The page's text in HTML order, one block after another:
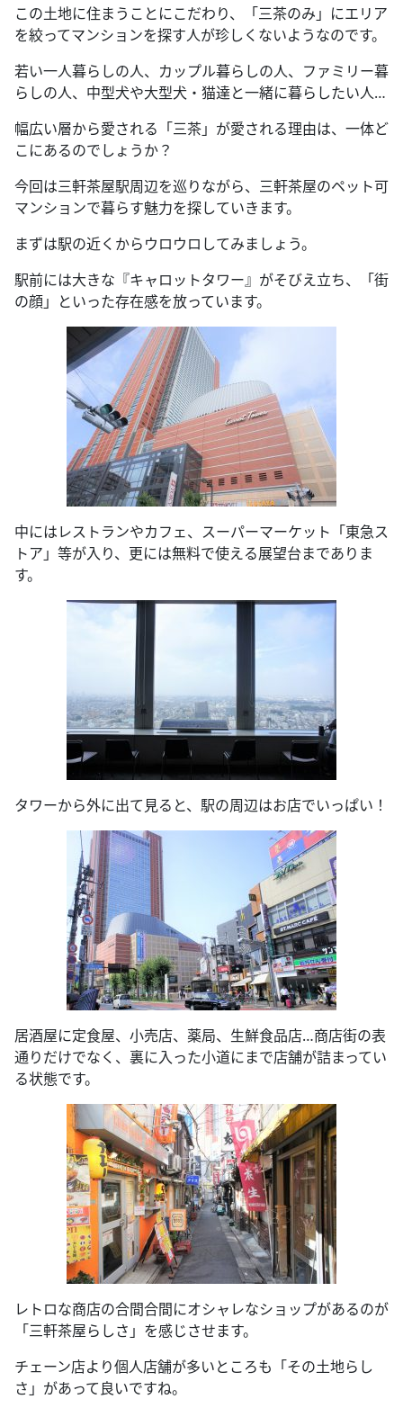
この土地に住まうことにこだわり、「三茶のみ」にエリア
を絞ってマンションを探す人が珍しくないようなのです。
若い一人暮らしの人、カップル暮らしの人、ファミリー暮
らしの人、中型犬や大型犬・猫達と一緒に暮らしたい人…
幅広い層から愛される「三茶」が愛される理由は、一体ど
こにあるのでしょうか？
今回は三軒茶屋駅周辺を巡りながら、三軒茶屋のペット可
マンションで暮らす魅力を探していきます。
まずは駅の近くからウロウロしてみましょう。
駅前には大きな『キャロットタワー』がそびえ立ち、「街
の顔」といった存在感を放っています。
中にはレストランやカフェ、スーパーマーケット「東急ス
トア」等が入り、更には無料で使える展望台までありま
す。
タワーから外に出て見ると、駅の周辺はお店でいっぱい！
居酒屋に定食屋、小売店、薬局、生鮮食品店…商店街の表
通りだけでなく、裏に入った小道にまで店舗が詰まってい
る状態です。
レトロな商店の合間合間にオシャレなショップがあるのが
「三軒茶屋らしさ」を感じさせます。
チェーン店より個人店舗が多いところも「その土地らし
さ」があって良いですね。